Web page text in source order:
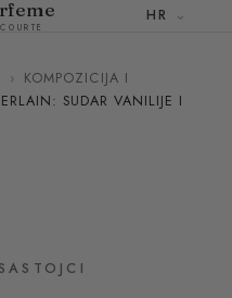
HR
› KOMPOZICIJA I
SUDAR VANILIJE I